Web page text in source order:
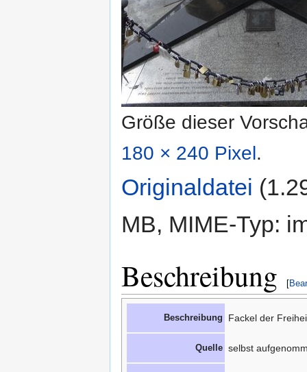
Größe dieser
180 × 240 Pixel.
Originaldatei
MB, MIME-Typ:
Beschreibung [
Beschreibung Fackel der
Quelle selbst